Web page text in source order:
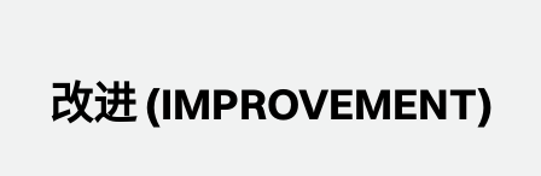
改进 (IMPROVEMENT)